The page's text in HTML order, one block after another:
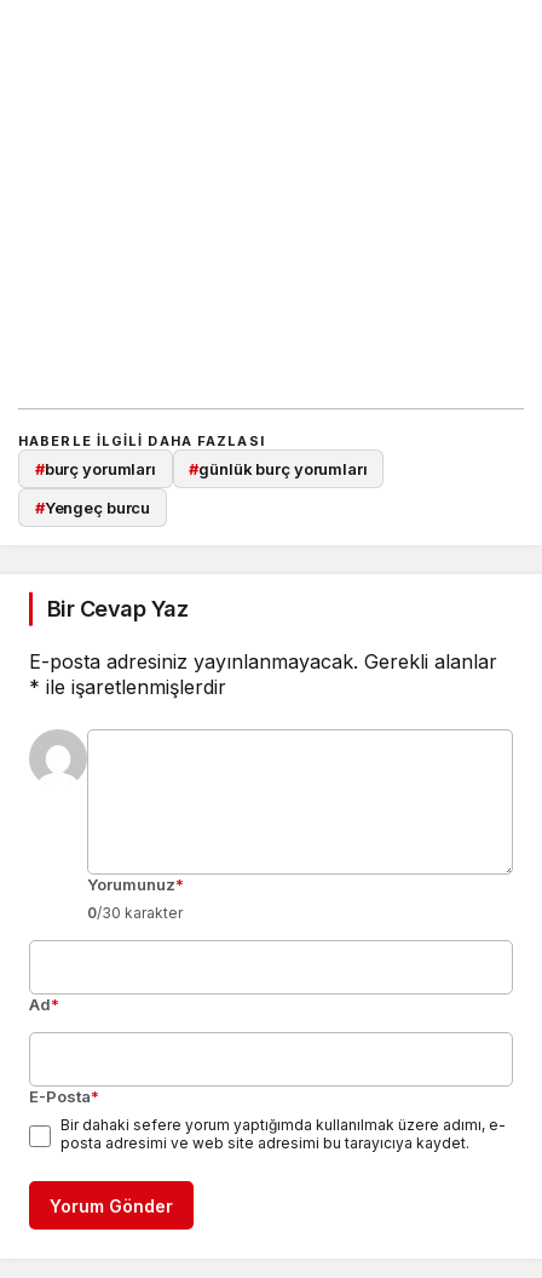
HABERLE ILGILI DAHA FAZLASI
#burç yorumları #günlük burç yorumları
#Yengeç burcu
Bir Cevap Yaz
E-posta adresiniz yayınlanmayacak. Gerekli alanlar
* ile işaretlenmişlerdir
Yorumunuz*
0/30 karakter
Ad*
E-Posta*
Bir dahaki sefere yorum yaptığımda kullanılmak üzere adımı, e-
posta adresimi ve web site adresimi bu tarayıcıya kaydet.
Yorum Gönder